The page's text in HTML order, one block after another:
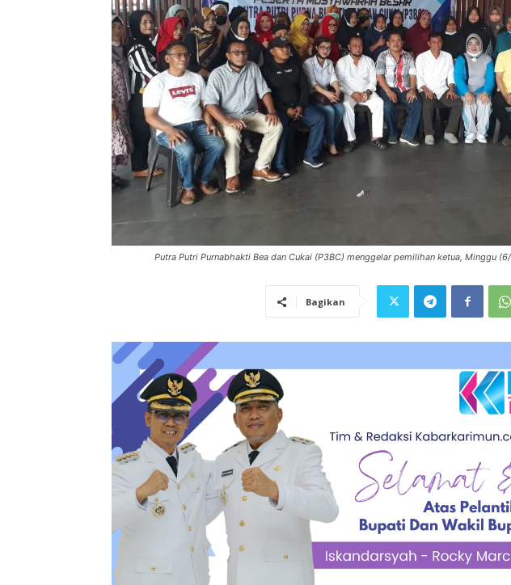
Putra Putri Purnabhakti Bea dan Cukai (P3BC) menggelar pemilihan ketua, Minggu
Bagikan